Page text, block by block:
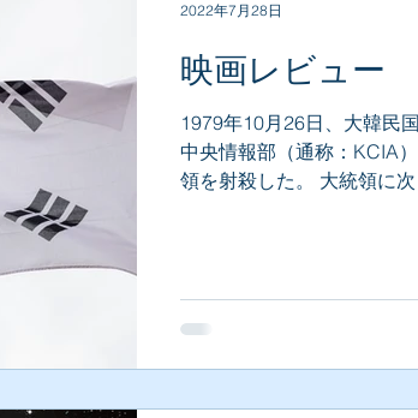
映画レビュー
1979年10月26日、大韓民
中央情報部（通称：KCIA
領を射殺した。 大統領に
2022年7月28日